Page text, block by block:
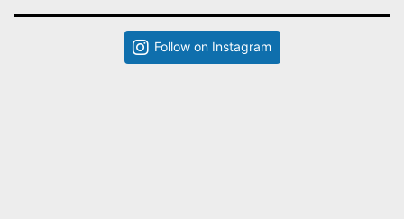
Follow on Instagram